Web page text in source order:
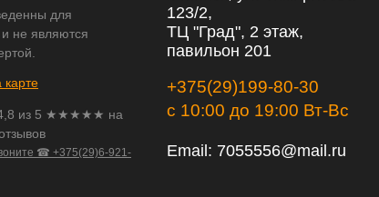
для
не являются
карте
из 5 ★★★★★ на
☎ +375(29)6-921-
123/2,
ТЦ "Град", 2 этаж,
павильон 201
+375(29)199-80-30
с 10:00 до 19:00 Вт-Вс
Email: 7055556@mail.ru